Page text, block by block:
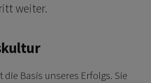
weiter.
die Basis unseres Erfolgs. Sie